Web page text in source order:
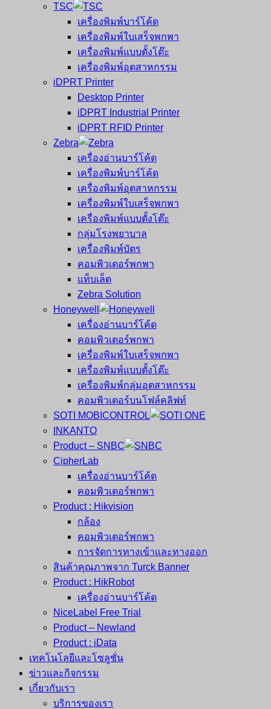
TSC
เครื่องพิมพ์บาร์โค้ด
เครื่องพิมพ์ใบเสร็จพกพา
เครื่องพิมพ์แบบตั้งโต๊ะ
เครื่องพิมพ์อุตสาหกรรม
iDPRT Printer
Desktop Printer
iDPRT Industrial Printer
iDPRT RFID Printer
Zebra
เครื่องอ่านบาร์โค้ด
เครื่องพิมพ์บาร์โค้ด
เครื่องพิมพ์อุตสาหกรรม
เครื่องพิมพ์ใบเสร็จพกพา
เครื่องพิมพ์แบบตั้งโต๊ะ
กลุ่มโรงพยาบาล
เครื่องพิมพ์บัตร
คอมพิวเตอร์พกพา
แท็บเล็ต
Zebra Solution
Honeywell
เครื่องอ่านบาร์โค้ด
คอมพิวเตอร์พกพา
เครื่องพิมพ์ใบเสร็จพกพา
เครื่องพิมพ์แบบตั้งโต๊ะ
เครื่องพิมพ์กลุ่มอุตสาหกรรม
คอมพิวเตอร์บนโฟล์คลิฟท์
SOTI MOBICONTROL
INKANTO
Product – SNBC
CipherLab
เครื่องอ่านบาร์โค้ด
คอมพิวเตอร์พกพา
Product : Hikvision
กล้อง
คอมพิวเตอร์พกพา
การจัดการทางเข้าและทางออก
สินค้าคุณภาพจาก Turck Banner
Product : HikRobot
เครื่องอ่านบาร์โค้ด
NiceLabel Free Trial
Product – Newland
Product : iData
เทคโนโลยีและโซลูชั่น
ข่าวและกิจกรรม
เกี่ยวกับเรา
บริการของเรา